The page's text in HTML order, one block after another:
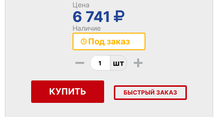
Цена
6 741
Наличие
Под заказ
- шт +
КУПИТЬ БЫСТРЫЙ ЗАКАЗ